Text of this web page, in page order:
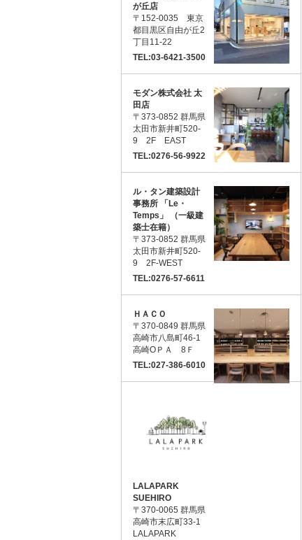
が丘店
〒152-0035 東京
都目黒区自由が丘2
丁目11-22
TEL:03-6421-3500
モダン株式会社 太
田店
〒373-0852 群馬県
太田市新井町520-
9 2F EAST
TEL:0276-56-9922
ル・タン建築設計
事務所 「Le・
Temps」 （一級建
築士在籍）
〒373-0852 群馬県
太田市新井町520-
9 2F-WEST
TEL:0276-57-6611
ＨＡＣＯ
〒370-0849 群馬県
高崎市八島町46-1
高崎ОＰＡ 8Ｆ
TEL:027-386-6010
LALAPARK
SUEHIRO
〒370-0065 群馬県
高崎市末広町33-1
LALAPARK